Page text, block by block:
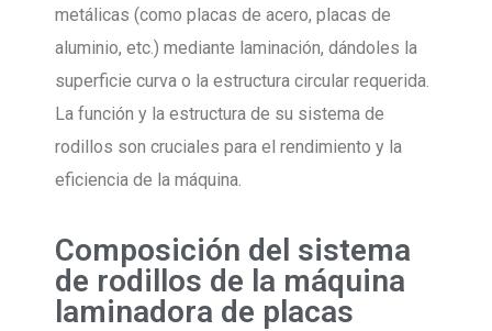
metálicas (como placas de acero, placas de
aluminio, etc.) mediante laminación, dándoles la
superficie curva o la estructura circular requerida.
La función y la estructura de su sistema de
rodillos son cruciales para el rendimiento y la
eficiencia de la máquina.
Composición del sistema
de rodillos de la máquina
laminadora de placas